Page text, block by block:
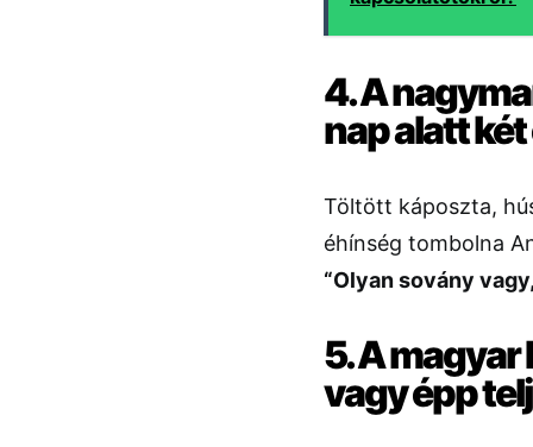
4. A
nap alatt
Töltött káposzta,
éhínség tombolna
“Olyan sovány
5. A
vagy épp